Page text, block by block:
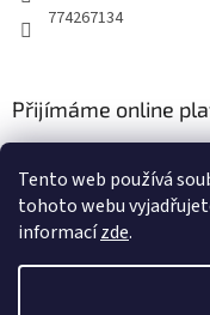
Tento web používá
tohoto webu
informacízde.
774267134
Přijímáme online